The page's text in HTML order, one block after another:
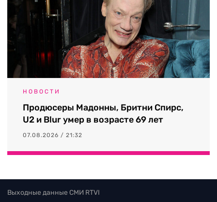
НОВОСТИ
Продюсеры Мадонны, Бритни Спирс,
U2 и Blur умер в возрасте 69 лет
07.08.2026 / 21:32
Выходные данные СМИ RTVI